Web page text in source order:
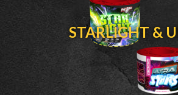
STARLIGHT &